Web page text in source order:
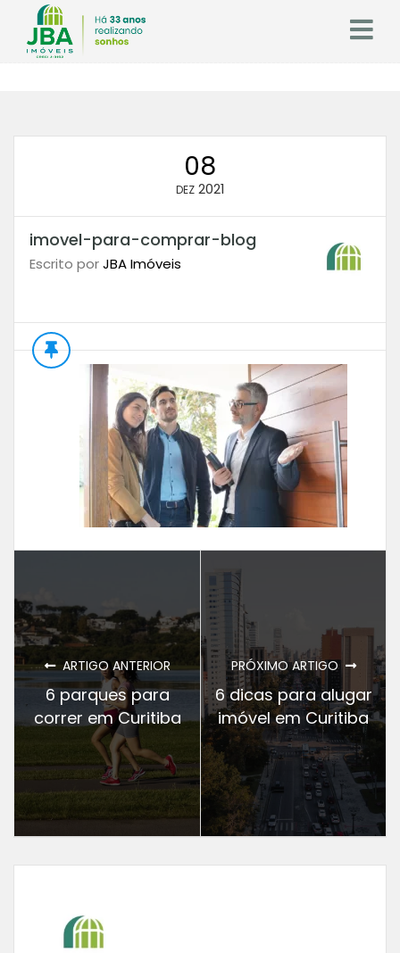
08
DEZ 2021
imovel-para-comprar-blog
Escrito porJBA Imóveis
ARTIGO ANTERIOR
6 parques para
correr em Curitiba
PRÓXIMO ARTIGO
6 dicas para alugar
imóvel em Curitiba